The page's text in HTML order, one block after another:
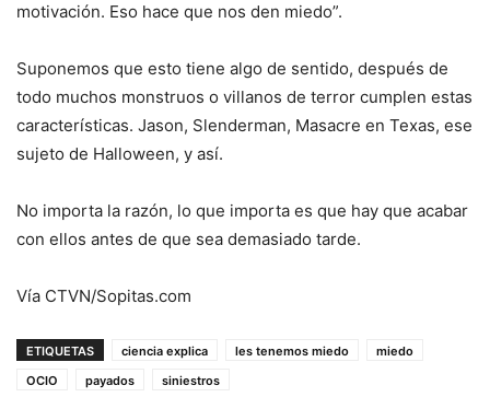
motivación. Eso hace que nos den miedo”.
Suponemos que esto tiene algo de sentido, después de
todo muchos monstruos o villanos de terror cumplen estas
características. Jason, Slenderman, Masacre en Texas, ese
sujeto de Halloween, y así.
No importa la razón, lo que importa es que hay que acabar
con ellos antes de que sea demasiado tarde.
Vía CTVN/Sopitas.com
ETIQUETAS ciencia explica les tenemos miedo
miedo
OCIO
payados siniestros